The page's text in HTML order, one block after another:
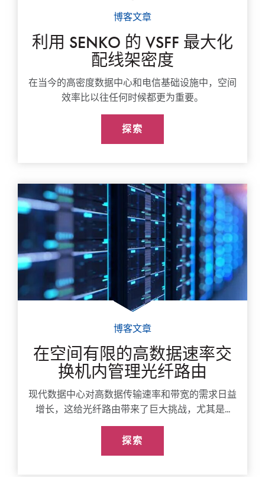
博客文章
利用 SENKO 的 VSFF 最大化
配线架密度
在当今的高密度数据中心和电信基础设施中，空间
效率比以往任何时候都更为重要。
探索
博客文章
在空间有限的高数据速率交
换机内管理光纤路由
现代数据中心对高数据传输速率和带宽的需求日益
增长，这给光纤路由带来了巨大挑战，尤其是...
探索